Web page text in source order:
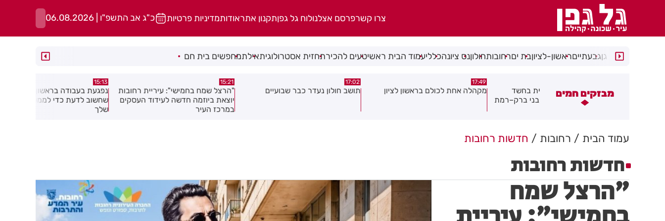
צרו קשרפרסם אצלנולוח גל גפןתקנון אתראודותמדיניות פרטיות כ"ג אב התשפ"ו | 06.08.2026
רמת גןגבעתייםראשון-לציוןבת יםרחובותחולוןנס ציונהכלליעמוד הבית ראשיטעים להכירתחזית אסטרולוגיתאילתמחפשים בית חם
מבזקים חמים
תושב מודיעין עילית בחשד
על מפקד תחנת בני ברק–רמת
מקהלה אחת לכולם בראשון לציון תושב חולון נעדר כבר שבועיים
"הרצל שמח בחמישי": עיריית רחובות
יוצאת ביוזמה חדשה לעידוד העסקים
נפגעת בעבודה בראשון לציון? כל מה
שחשוב לדעת כדי לממש את הזכויות
עמוד הבית רחובות חדשות רחובות
חדשות רחובות
"הרצל שמח